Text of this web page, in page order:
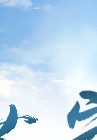
八仙过海故事背景
【北
客服中心